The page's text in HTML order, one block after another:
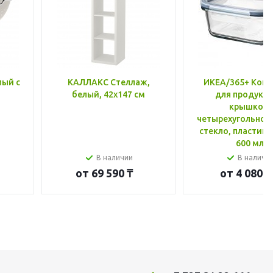
с
КАЛЛАКС Стеллаж,
белый, 42x147 см
В наличии
от 69 590 ₸
ИКЕА/365+
для
крышкой,
стекло, пластик
600 мл
В
от 4 080 ₸